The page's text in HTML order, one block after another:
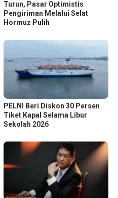
Turun, Pasar Optimistis
Pengiriman Melalui Selat
Hormuz Pulih
PELNI Beri Diskon 30 Persen
Tiket Kapal Selama Libur
Sekolah 2026